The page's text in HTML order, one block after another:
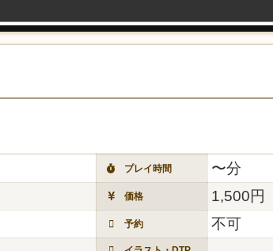
プレイ時間 〜分
価格 1,500円
予約 不可